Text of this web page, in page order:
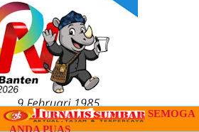
SEMOGA
ANDA PUAS